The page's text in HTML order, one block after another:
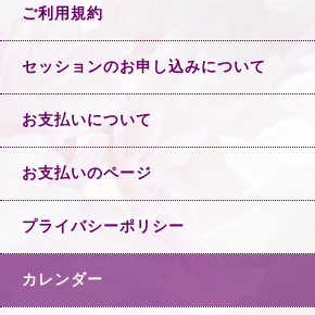
ご利用規約
セッションのお申し込みについて
お支払いについて
お支払いのページ
プライバシーポリシー
カレンダー